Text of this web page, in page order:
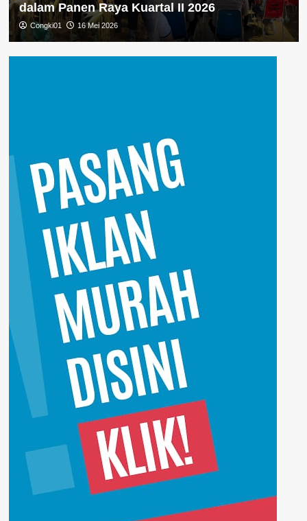
dalam Panen Raya Kuartal II 2026
Congki01 16 Mei 2026